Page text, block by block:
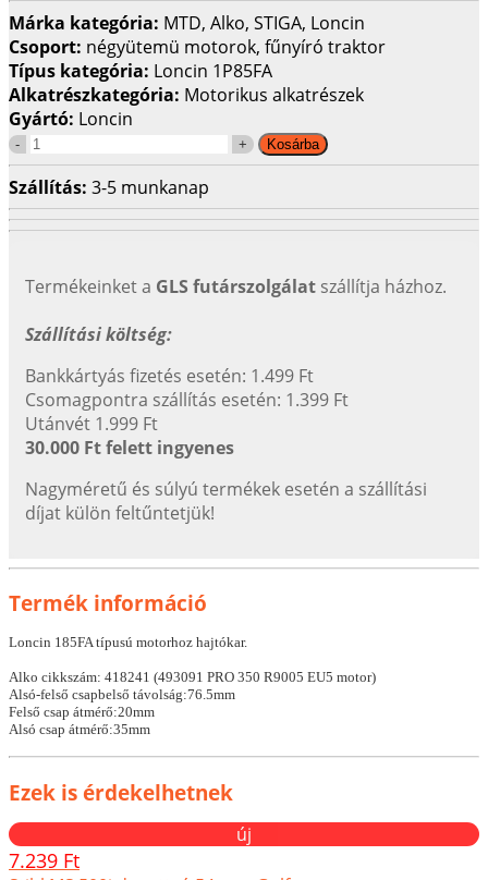
Márka kategória: MTD, Alko, STIGA, Loncin
Csoport: négyütemü motorok, fűnyíró traktor
Típus kategória: Loncin 1P85FA
Alkatrészkategória: Motorikus alkatrészek
Gyártó: Loncin
Szállítás: 3-5 munkanap
Termékeinket a GLS futárszolgálat szállítja házhoz.
Szállítási költség:
Bankkártyás fizetés esetén: 1.499 Ft
Csomagpontra szállítás esetén: 1.399 Ft
Utánvét 1.999 Ft
30.000 Ft felett ingyenes
Nagyméretű és súlyú termékek esetén a szállítási
díjat külön feltűntetjük!
Termék információ
Loncin 185FA típusú motorhoz hajtókar.
Alko cikkszám: 418241 (493091 PRO 350 R9005 EU5 motor)
Alsó-felső csapbelső távolság:76.5mm
Felső csap átmérő:20mm
Alsó csap átmérő:35mm
Ezek is érdekelhetnek
új
7.239 Ft